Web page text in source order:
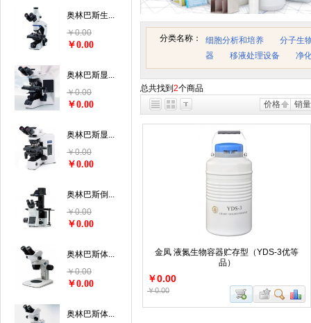
奥林巴斯生...
￥0.00
￥0.00
奥林巴斯显...
￥0.00
￥0.00
奥林巴斯显...
￥0.00
￥0.00
奥林巴斯倒...
￥0.00
￥0.00
奥林巴斯体...
￥0.00
￥0.00
奥林巴斯体...
分类名称： 细胞分析和培养
分子生
器
移液处理设备 净
总共找到 2个商品
价格
销量
金凤 液氮生物容器贮存型（YDS-3优等
品）
￥0.00
￥0.00